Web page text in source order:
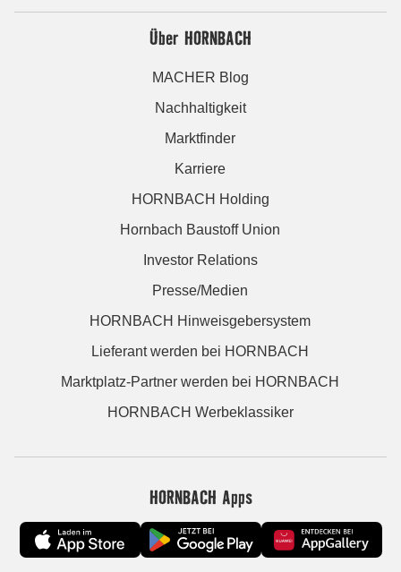
Über HORNBACH
MACHER Blog
Nachhaltigkeit
Marktfinder
Karriere
HORNBACH Holding
Hornbach Baustoff Union
Investor Relations
Presse/Medien
HORNBACH Hinweisgebersystem
Lieferant werden bei HORNBACH
Marktplatz-Partner werden bei HORNBACH
HORNBACH Werbeklassiker
HORNBACH Apps